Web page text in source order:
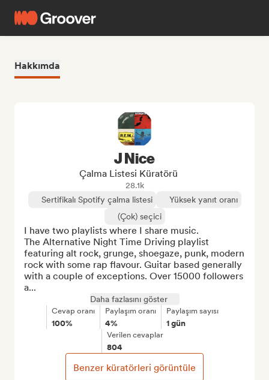
Hakkımda
J Nice
Çalma Listesi Küratörü
28.1k
Sertifikalı Spotify çalma listesi
Yüksek yanıt oranı
(Çok) seçici
I have two playlists where I share music.
The Alternative Night Time Driving playlist
featuring alt rock, grunge, shoegaze, punk, modern
rock with some rap flavour. Guitar based generally
with a couple of exceptions. Over 15000 followers
a...
Daha fazlasını göster
Cevap oranı
100%
Paylaşım oranı
4%
Paylaşım sayısı
1 gün
Verilen cevaplar
804
Benzer küratörleri görüntüle